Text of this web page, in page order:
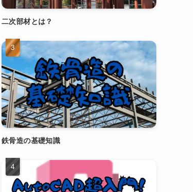
二次部材とは？
鉄骨造の基礎知識